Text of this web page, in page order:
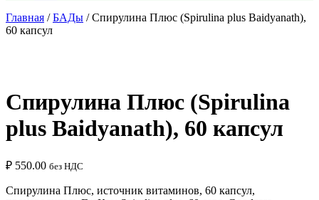
Главная /БАДы / Спирулина Плюс (Spirulina plus Baidyanath),
60 капсул
Спирулина Плюс (Spirulina
plus Baidyanath), 60 капсул
₽ 550.00 без НДС
Спирулина Плюс, источник витаминов, 60 капсул,